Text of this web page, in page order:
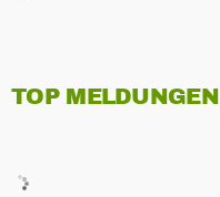
TOP MELDUNGEN